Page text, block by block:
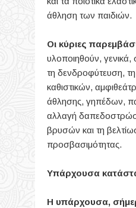
άθληση των παιδιών.
Οι κύριες
υλοποιηθούν,
τη δενδροφύτευση, τη
καθιστικών,
άθλησης, γηπέδων,
αλλαγή
βρυσών και τη
προσβασιμότητας.
Υπάρχουσα
Η υπάρχουσα,